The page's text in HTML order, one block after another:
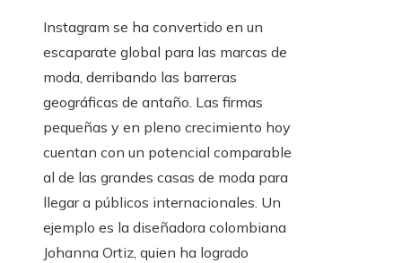
Instagram se ha convertido en un
escaparate global para las marcas de
moda, derribando las barreras
geográficas de antaño. Las firmas
pequeñas y en pleno crecimiento hoy
cuentan con un potencial comparable
al de las grandes casas de moda para
llegar a públicos internacionales. Un
ejemplo es la diseñadora colombiana
Johanna Ortiz, quien ha logrado